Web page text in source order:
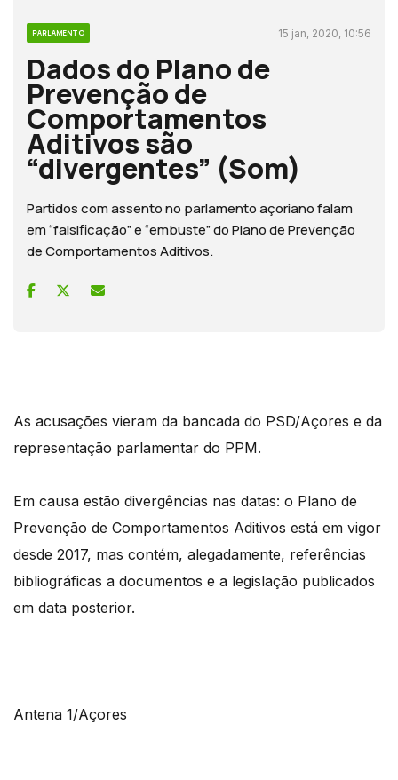
PARLAMENTO 15 jan, 2020, 10:56
Dados do Plano de
Prevenção de
Comportamentos
Aditivos são
“divergentes” (Som)
Partidos com assento no parlamento açoriano falam
em “falsificação” e “embuste” do Plano de Prevenção
de Comportamentos Aditivos.
As acusações vieram da bancada do PSD/Açores e da
representação parlamentar do PPM.
Em causa estão divergências nas datas: o Plano de
Prevenção de Comportamentos Aditivos está em vigor
desde 2017, mas contém, alegadamente, referências
bibliográficas a documentos e a legislação publicados
em data posterior.
Antena 1/Açores